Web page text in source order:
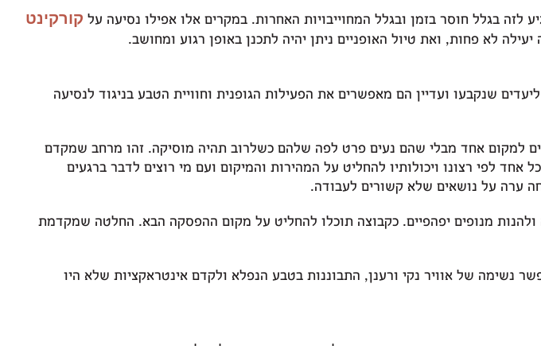
לזה בגלל חוסר בזמן ובגלל המחוייבויות האחרות. במקרים אלו אפילו נסיעה על קורקינט
יעילה לא פחות, ואת טיול האופניים ניתן יהיה לתכנן באופן רגוע ומחושב.
שנקבעו ועדיין הם מאפשרים את הפעילות הגופנית וחוויית הטבע בניגוד לנסיעה
למקום אחד מבלי שהם נעים פרט לפה שלהם כשלרוב תהיה מוסיקה. זהו מרחב שמקדם
אחד לפי רצונו ויכולותיו להחליט על המהירות והמיקום ועם מי רוצים לדבר ברגעים
ערה על נושאים שלא קשורים לעבודה.
מנופים יפהפיים. כקבוצה תוכלו להחליט על מקום ההפסקה הבא. החלטה שמקדמת
נשימה של אוויר נקי ורענן, התבוננות בטבע הנפלא ולקדם אינטראקציות שלא היו